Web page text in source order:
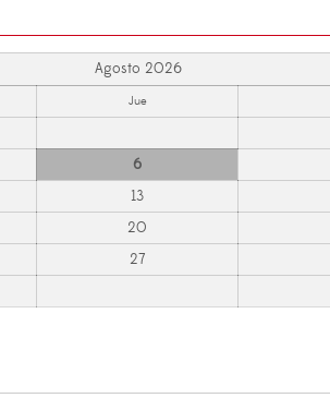
Agosto 2026
Jue
6
13
20
27